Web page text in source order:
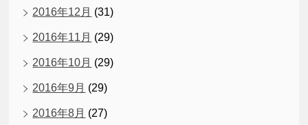
2016年12月 (31)
2016年11月 (29)
2016年10月 (29)
2016年9月 (29)
2016年8月 (27)